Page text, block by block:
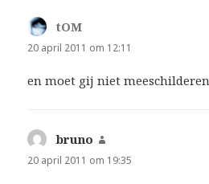
tOM
20 april 2011 om 12:11
en moet gij niet
bruno
20 april 2011 om 19:35